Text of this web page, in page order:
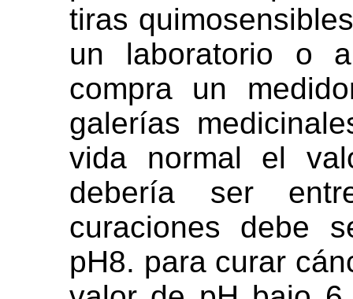
tiras
un laboratorio o
compra un
galerías
vida normal el
debería ser
curaciones debe
pH8. para curar